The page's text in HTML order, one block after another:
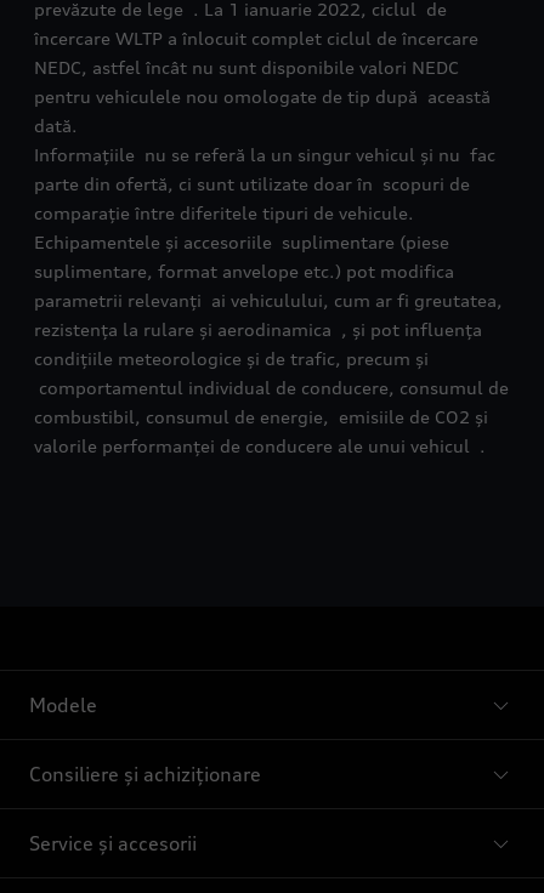
prevăzute de lege . La 1 ianuarie 2022, ciclul de
încercare WLTP a înlocuit complet ciclul de încercare
NEDC, astfel încât nu sunt disponibile valori NEDC
pentru vehiculele nou omologate de tip după această
dată.
Informațiile nu se referă la un singur vehicul și nu fac
parte din ofertă, ci sunt utilizate doar în scopuri de
comparație între diferitele tipuri de vehicule.
Echipamentele și accesoriile suplimentare (piese
suplimentare, format anvelope etc.) pot modifica
parametrii relevanți ai vehiculului, cum ar fi greutatea,
rezistența la rulare și aerodinamica , și pot influența
condițiile meteorologice și de trafic, precum și
comportamentul individual de conducere, consumul de
combustibil, consumul de energie, emisiile de CO2 și
valorile performanței de conducere ale unui vehicul .
Modele
Consiliere și achiziționare
Service și accesorii